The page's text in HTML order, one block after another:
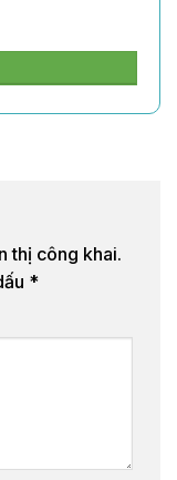
thị công khai.
*